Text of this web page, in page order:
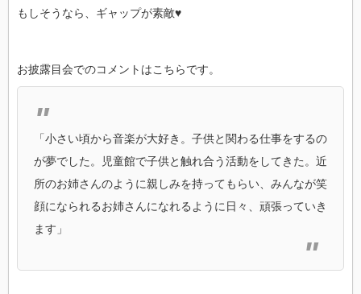
もしそうなら、ギャップが素敵♥
お披露目会でのコメントはこちらです。
「小さい頃から音楽が大好き。子供と関わる仕事をするの
が夢でした。児童館で子供と触れ合う活動をしてきた。近
所のお姉さんのように親しみを持ってもらい、みんなが笑
顔になられるお姉さんになれるように日々、頑張っていき
ます」